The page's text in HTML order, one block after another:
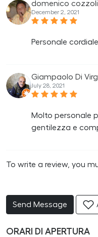
domenico
December 2, 2021
Personale
Giampaolo Di
July 28, 2021
Molto personale
gentilezza e
To write a review, you
Send Message
ORARI DI APERTURA